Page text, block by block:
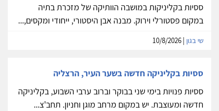
ססיות בקליניקות במושבה הוותיקה של מזכרת בתיה
במקום פסטורלי וירוק. מבנה אבן היסטורי, ייחודי ומקסים,...
שי בגון
ססיות בקליניקה חדשה בשער העיר, הרצליה
ססיות פנויות בימי שני בבוקר וברוב ערבי השבוע, בקליניקה
חדשה ומעוצבת. יש במקום מרחב מוגן וחניון. תחב'צ...